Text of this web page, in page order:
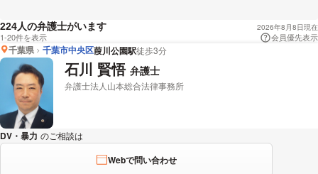
224人の弁護士がいます 2026年8月8日現在
1-20件を表示 会員優先表示
千葉県 千葉市中央区葭川公園駅徒歩3分
石川 賢悟 弁護士
弁護士法人山本総合法律事務所
DV・暴力 のご相談は
Webで問い合わせ